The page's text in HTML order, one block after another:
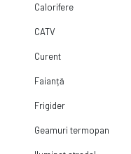
Calorifere
CATV
Curent
Faianță
Frigider
Geamuri termopan